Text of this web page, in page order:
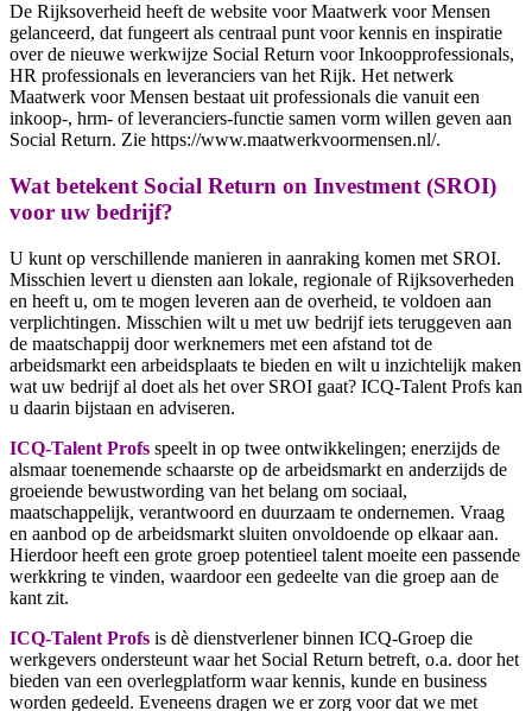
De Rijksoverheid heeft de website voor Maatwerk voor Mensen
gelanceerd, dat fungeert als centraal punt voor kennis en inspiratie
over de nieuwe werkwijze Social Return voor Inkoopprofessionals,
HR professionals en leveranciers van het Rijk. Het netwerk
Maatwerk voor Mensen bestaat uit professionals die vanuit een
inkoop-, hrm- of leveranciers-functie samen vorm willen geven aan
Social Return. Zie https://www.maatwerkvoormensen.nl/.
Wat betekent Social Return on Investment (SROI)
voor uw bedrijf?
U kunt op verschillende manieren in aanraking komen met SROI.
Misschien levert u diensten aan lokale, regionale of Rijksoverheden
en heeft u, om te mogen leveren aan de overheid, te voldoen aan
verplichtingen. Misschien wilt u met uw bedrijf iets teruggeven aan
de maatschappij door werknemers met een afstand tot de
arbeidsmarkt een arbeidsplaats te bieden en wilt u inzichtelijk maken
wat uw bedrijf al doet als het over SROI gaat? ICQ-Talent Profs kan
u daarin bijstaan en adviseren.
ICQ-Talent Profs speelt in op twee ontwikkelingen; enerzijds de
alsmaar toenemende schaarste op de arbeidsmarkt en anderzijds de
groeiende bewustwording van het belang om sociaal,
maatschappelijk, verantwoord en duurzaam te ondernemen. Vraag
en aanbod op de arbeidsmarkt sluiten onvoldoende op elkaar aan.
Hierdoor heeft een grote groep potentieel talent moeite een passende
werkkring te vinden, waardoor een gedeelte van die groep aan de
kant zit.
ICQ-Talent Profs is dè dienstverlener binnen ICQ-Groep die
werkgevers ondersteunt waar het Social Return betreft, o.a. door het
bieden van een overlegplatform waar kennis, kunde en business
worden gedeeld. Eveneens dragen we er zorg voor dat we met